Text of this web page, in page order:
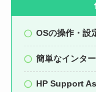
OSの操作・設
簡単なインタ
HP Support